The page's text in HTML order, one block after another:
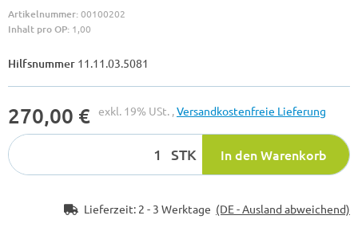
Artikelnummer:00100202
Inhalt pro OP: 1,00
Hilfsnummer 11.11.03.5081
270,00 € exkl. 19% USt. ,Versandkostenfreie Lieferung
STK In den Warenkorb
Lieferzeit: 2 - 3 Werktage (DE - Ausland abweichend)